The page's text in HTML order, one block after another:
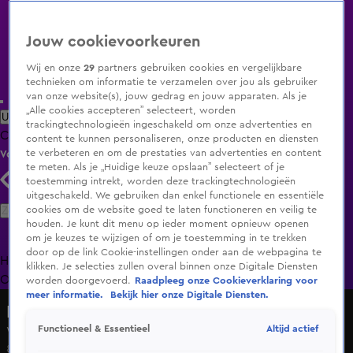
Uitzending Gemist Populaire programma's Zenders Genres
ClipsFilmsRadioSmart TV inlogShop
Volg KIJK
Zoeken
HomeUitzending Gemist Programma's De Bondgenoten
OranjezomerLivestreamsShop
Weerbericht donderdag 8 mei 2025
8 mei 2025, 07:36
Jouw cookievoorkeuren
Wij en onze29 partners gebruiken cookies en vergelijkbare
technieken om informatie te verzamelen over jou als gebruiker
van onze website(s), jouw gedrag en jouw apparaten. Als je
„Alle cookies accepteren” selecteert, worden
trackingtechnologieën ingeschakeld om onze advertenties en
content te kunnen personaliseren, onze producten en diensten
te verbeteren en om de prestaties van advertenties en content
te meten. Als je „Huidige keuze opslaan” selecteert of je
toestemming intrekt, worden deze trackingtechnologieën
uitgeschakeld. We gebruiken dan enkel functionele en essentiële
cookies om de website goed te laten functioneren en veilig te
houden. Je kunt dit menu op ieder moment opnieuw openen
om je keuzes te wijzigen of om je toestemming in te trekken
door op de link Cookie-instellingen onder aan de webpagina te
klikken. Je selecties zullen overal binnen onze Digitale Diensten
worden doorgevoerd.
Raadpleeg onze Cookieverklaring voor
meer informatie.
Bekijk hier onze Digitale Diensten.
Functioneel & Essentieel Altijd actief